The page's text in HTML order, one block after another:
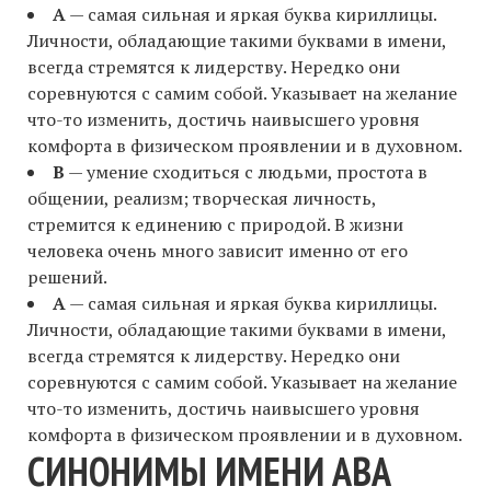
А— самая сильная и яркая буква кириллицы.
Личности, обладающие такими буквами в имени,
всегда стремятся к лидерству. Нередко они
соревнуются с самим собой. Указывает на желание
что-то изменить, достичь наивысшего уровня
комфорта в физическом проявлении и в духовном.
В — умение сходиться с людьми, простота в
общении, реализм; творческая личность,
стремится к единению с природой. В жизни
человека очень много зависит именно от его
решений.
А— самая сильная и яркая буква кириллицы.
Личности, обладающие такими буквами в имени,
всегда стремятся к лидерству. Нередко они
соревнуются с самим собой. Указывает на желание
что-то изменить, достичь наивысшего уровня
комфорта в физическом проявлении и в духовном.
СИНОНИМЫ ИМЕНИ АВА